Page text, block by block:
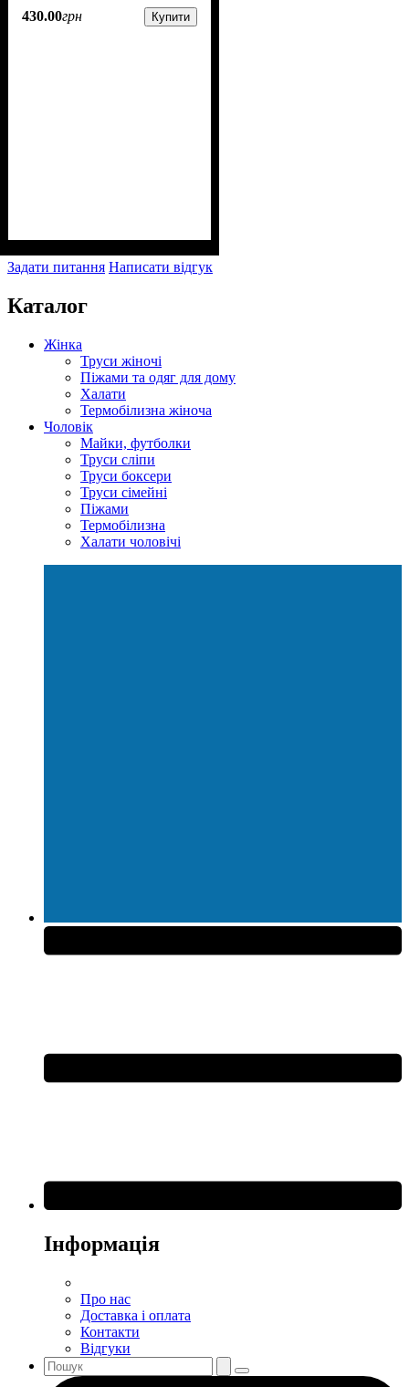
430.00грн Купити
Задати питання Написати відгук
Каталог
Жінка
Труси жіночі
Піжами та одяг для дому
Халати
Термобілизна жіноча
Чоловік
Майки, футболки
Труси сліпи
Труси боксери
Труси сімейні
Піжами
Термобілизна
Халати чоловічі
Інформація
Про нас
Доставка і оплата
Контакти
Відгуки